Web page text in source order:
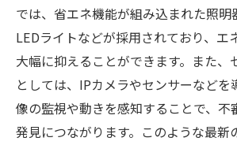
では、省エネ機能が組み込まれた照明
LEDライトなどが採用されており、エ
大幅に抑えることができます。また、
としては、IPカメラやセンサーなどを
像の監視や動きを感知することで、不
発見につながります。このような最新